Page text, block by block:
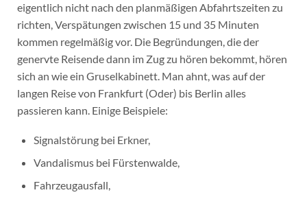
eigentlich nicht nach den planmäßigen Abfahrtszeiten zu
richten, Verspätungen zwischen 15 und 35 Minuten
kommen regelmäßig vor. Die Begründungen, die der
genervte Reisende dann im Zug zu hören bekommt, hören
sich an wie ein Gruselkabinett. Man ahnt, was auf der
langen Reise von Frankfurt (Oder) bis Berlin alles
passieren kann. Einige Beispiele:
Signalstörung bei Erkner,
Vandalismus bei Fürstenwalde,
Fahrzeugausfall,